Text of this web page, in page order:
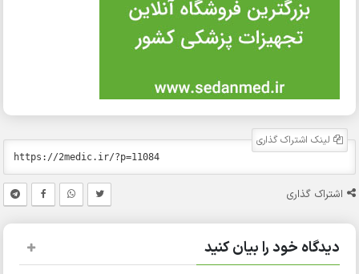
لینک اشتراک گذاری
اشتراک گذاری
دیدگاه خود را بیان کنید